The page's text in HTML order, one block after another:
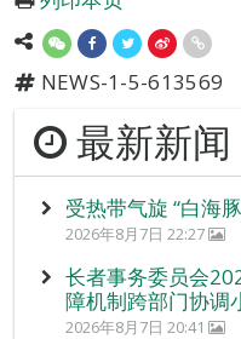
NEWS-1-5-613569
最新新闻
受热带气旋 “白海
2026年8月7日 22:27
长者事务委员会
障机制跨部门协调
2026年8月7日 20:41